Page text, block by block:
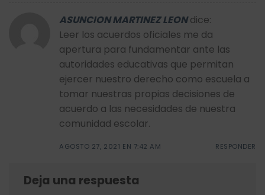
ASUNCION MARTINEZ LEON dice:
Leer los acuerdos oficiales me da
apertura para fundamentar ante las
autoridades educativas que permitan
ejercer nuestro derecho como escuela a
tomar nuestras propias decisiones de
acuerdo a las necesidades de nuestra
comunidad escolar.
AGOSTO 27, 2021 EN 7:42 AM RESPONDER
Deja una respuesta